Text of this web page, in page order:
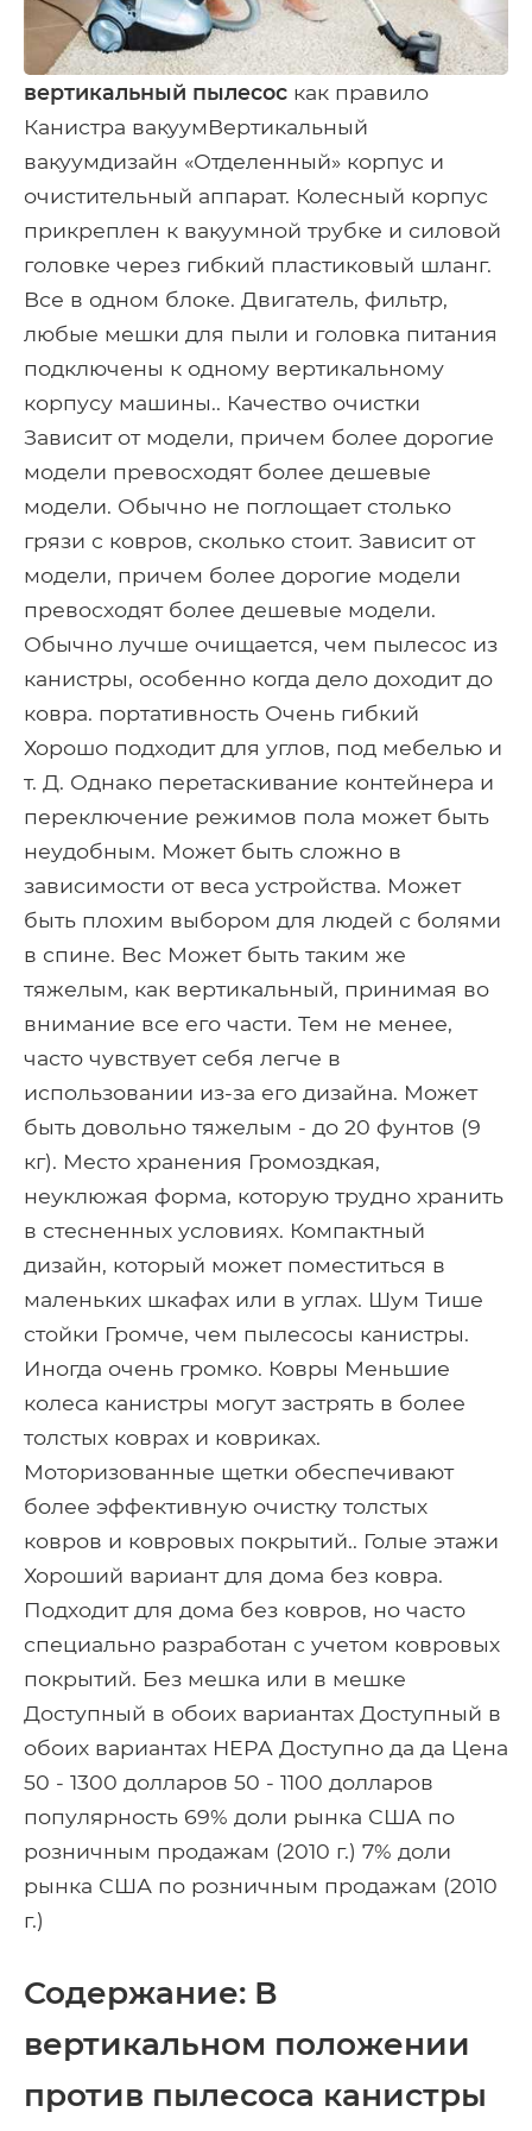
вертикальный пылесос как правило
Канистра вакуумВертикальный
вакуумдизайн «Отделенный» корпус и
очистительный аппарат. Колесный корпус
прикреплен к вакуумной трубке и силовой
головке через гибкий пластиковый шланг.
Все в одном блоке. Двигатель, фильтр,
любые мешки для пыли и головка питания
подключены к одному вертикальному
корпусу машины.. Качество очистки
Зависит от модели, причем более дорогие
модели превосходят более дешевые
модели. Обычно не поглощает столько
грязи с ковров, сколько стоит. Зависит от
модели, причем более дорогие модели
превосходят более дешевые модели.
Обычно лучше очищается, чем пылесос из
канистры, особенно когда дело доходит до
ковра. портативность Очень гибкий
Хорошо подходит для углов, под мебелью и
т. Д. Однако перетаскивание контейнера и
переключение режимов пола может быть
неудобным. Может быть сложно в
зависимости от веса устройства. Может
быть плохим выбором для людей с болями
в спине. Вес Может быть таким же
тяжелым, как вертикальный, принимая во
внимание все его части. Тем не менее,
часто чувствует себя легче в
использовании из-за его дизайна. Может
быть довольно тяжелым - до 20 фунтов (9
кг). Место хранения Громоздкая,
неуклюжая форма, которую трудно хранить
в стесненных условиях. Компактный
дизайн, который может поместиться в
маленьких шкафах или в углах. Шум Тише
стойки Громче, чем пылесосы канистры.
Иногда очень громко. Ковры Меньшие
колеса канистры могут застрять в более
толстых коврах и ковриках.
Моторизованные щетки обеспечивают
более эффективную очистку толстых
ковров и ковровых покрытий.. Голые этажи
Хороший вариант для дома без ковра.
Подходит для дома без ковров, но часто
специально разработан с учетом ковровых
покрытий. Без мешка или в мешке
Доступный в обоих вариантах Доступный в
обоих вариантах HEPA Доступно да да Цена
50 - 1300 долларов 50 - 1100 долларов
популярность 69% доли рынка США по
розничным продажам (2010 г.) 7% доли
рынка США по розничным продажам (2010
г.)
Содержание: В
вертикальном положении
против пылесоса канистры